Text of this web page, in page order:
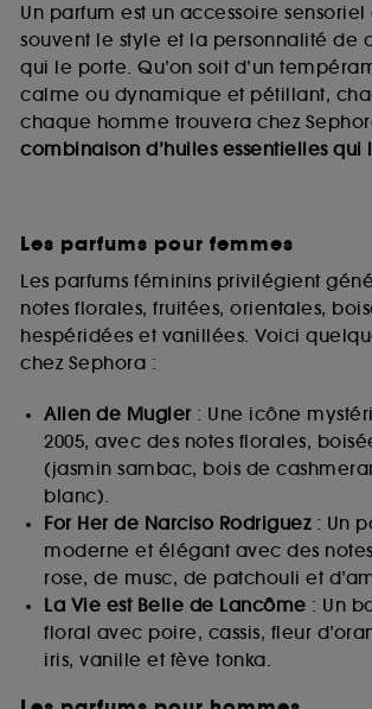
Un parfum est un accessoire
souvent le style et la personnalité de
qui le porte. Qu’on soit d’un
calme ou dynamique et pétillant,
chaque homme trouvera chez
combinaison d’huiles essentielles qui
Les parfums pour femmes
Les parfums féminins privilégient
notes florales, fruitées, orientales,
hespéridées et vanillées. Voici
chez Sephora :
Alien de Mugler: Une icône
2005, avec des notes florales,
(jasmin sambac, bois de
blanc).
For Her de Narciso Rodriguez: Un
moderne et élégant avec des
rose, de musc, de patchouli et
La Vie est Belle de Lancôme : Un
floral avec poire, cassis, fleur
iris, vanille et fève tonka.